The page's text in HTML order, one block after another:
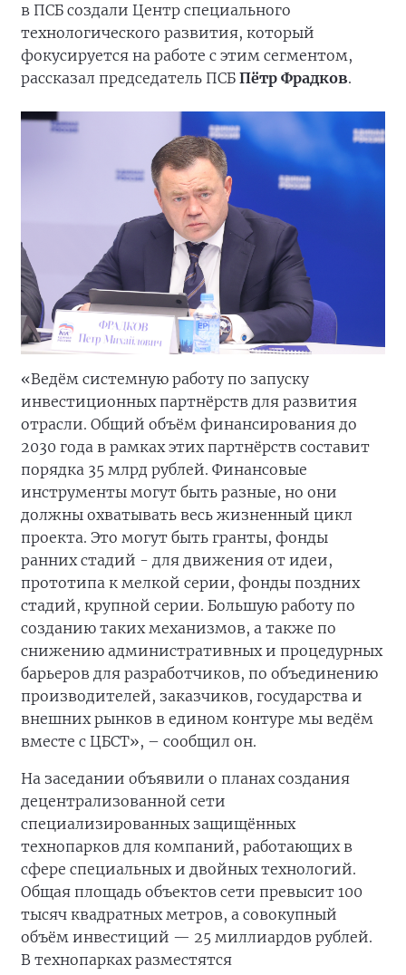
в ПСБ создали Центр специального
технологического развития, который
фокусируется на работе с этим сегментом,
рассказал председатель ПСБ Пётр Фрадков.
«Ведём системную работу по запуску
инвестиционных партнёрств для развития
отрасли. Общий объём финансирования до
2030 года в рамках этих партнёрств составит
порядка 35 млрд рублей. Финансовые
инструменты могут быть разные, но они
должны охватывать весь жизненный цикл
проекта. Это могут быть гранты, фонды
ранних стадий - для движения от идеи,
прототипа к мелкой серии, фонды поздних
стадий, крупной серии. Большую работу по
созданию таких механизмов, а также по
снижению административных и процедурных
барьеров для разработчиков, по объединению
производителей, заказчиков, государства и
внешних рынков в едином контуре мы ведём
вместе с ЦБСТ», – сообщил он.
На заседании объявили о планах создания
децентрализованной сети
специализированных защищённых
технопарков для компаний, работающих в
сфере специальных и двойных технологий.
Общая площадь объектов сети превысит 100
тысяч квадратных метров, а совокупный
объём инвестиций — 25 миллиардов рублей.
В технопарках разместятся